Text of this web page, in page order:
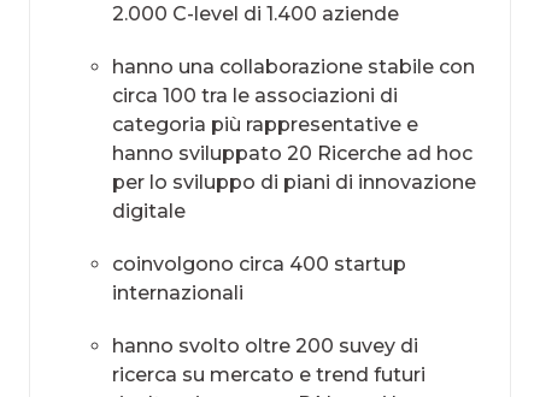
2.000 C-level di 1.400 aziende
hanno una collaborazione stabile con
circa 100 tra le associazioni di
categoria più rappresentative e
hanno sviluppato 20 Ricerche ad hoc
per lo sviluppo di piani di innovazione
digitale​
coinvolgono circa 400 startup
internazionali
hanno svolto oltre 200 suvey di
ricerca su mercato e trend futuri